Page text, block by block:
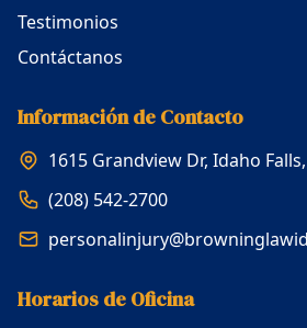
Testimonios
Contáctanos
Información de Contacto
1615 Grandview Dr, Idaho
(208) 542-2700
Horarios de Oficina